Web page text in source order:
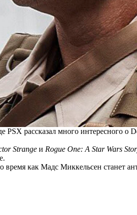
PSX рассказал много интересного о
Strange и Rogue One: A Star Wars
.
время как Мадс Миккельсен станет